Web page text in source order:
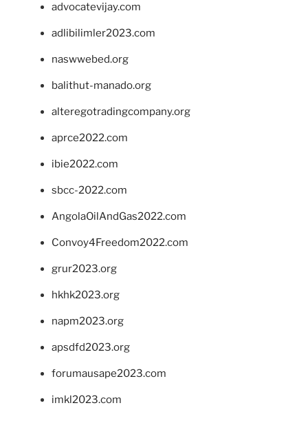
advocatevijay.com
adlibilimler2023.com
naswwebed.org
balithut-manado.org
alteregotradingcompany.org
aprce2022.com
ibie2022.com
sbcc-2022.com
AngolaOilAndGas2022.com
Convoy4Freedom2022.com
grur2023.org
hkhk2023.org
napm2023.org
apsdfd2023.org
forumausape2023.com
imkl2023.com